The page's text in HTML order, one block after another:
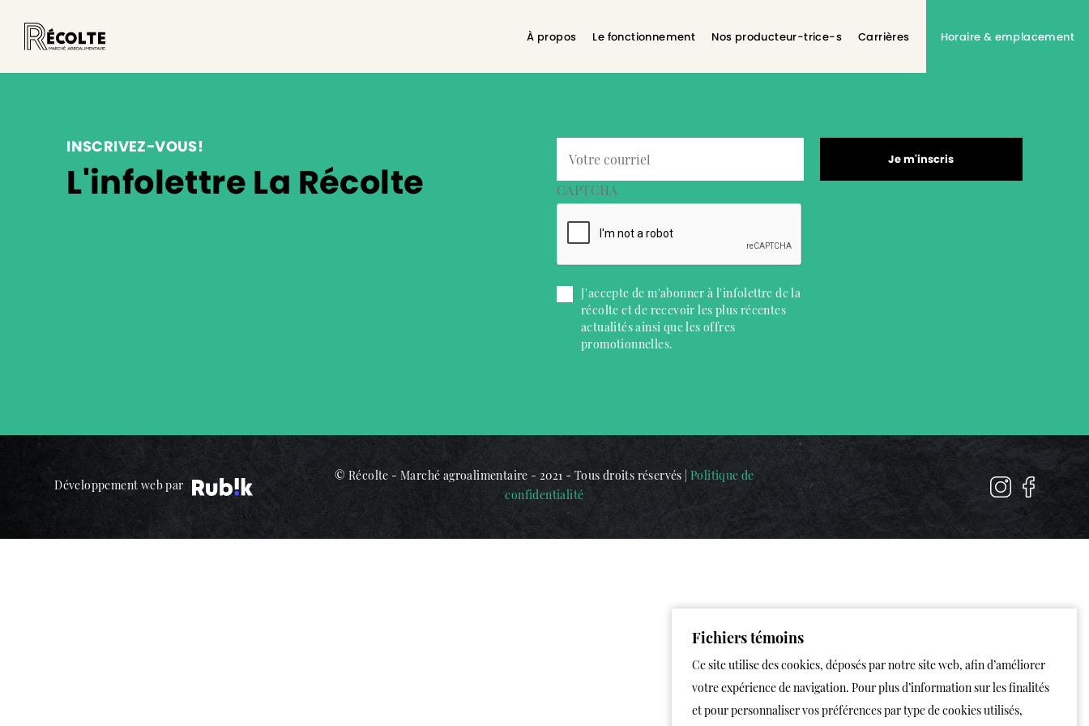
À propos Le fonctionnement Nos producteur-trice-s Carrières Horaire & emplacement
INSCRIVEZ-VOUS!
L'infolettre La Récolte CAPTCHA
J'accepte de m'abonner à l'infolettre de la
récolte et de recevoir les plus récentes
actualités ainsi que les offres
promotionnelles.
Je m'inscris
© Récolte - Marché agroalimentaire - 2021 - Tous droits réservés | Politique de
confidentialité
Développement web par
Fichiers témoins
Ce site utilise des cookies, déposés par notre site web, afin d’améliorer
votre expérience de navigation. Pour plus d’information sur les finalités
et pour personnaliser vos préférences par type de cookies utilisés,